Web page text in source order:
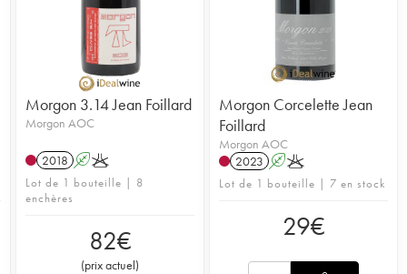
Morgon 3.14 Jean Foillard
Morgon AOC
2018 AK
Lot de 1 bouteille | 8
enchères
82€
(prix actuel)
Morgon Corcelette Jean
Foillard
Morgon AOC
2023 AK
Lot de 1 bouteille | 7 en stock
29€